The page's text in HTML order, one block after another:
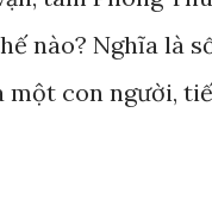
nào? Nghĩa là
con người,